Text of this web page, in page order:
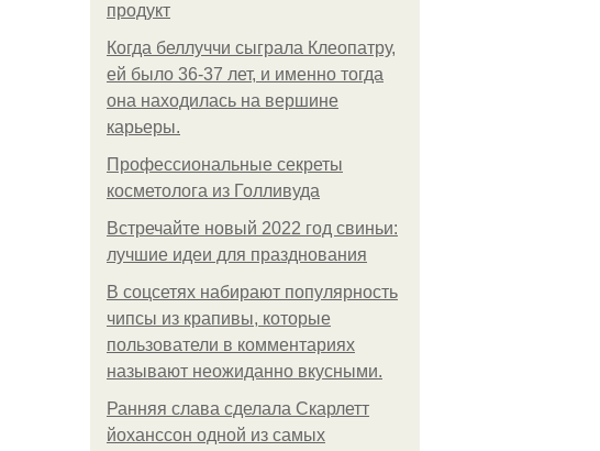
продукт
Когда беллуччи сыграла Клеопатру,
ей было 36-37 лет, и именно тогда
она находилась на вершине
карьеры.
Профессиональные секреты
косметолога из Голливуда
Встречайте новый 2022 год свиньи:
лучшие идеи для празднования
В соцсетях набирают популярность
чипсы из крапивы, которые
пользователи в комментариях
называют неожиданно вкусными.
Ранняя слава сделала Скарлетт
йоханссон одной из самых